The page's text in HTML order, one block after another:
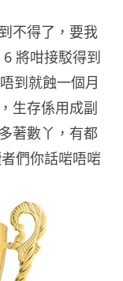
不得了，要我
將咁接駁得到
到就蝕一個月
生存係用成副
著數丫，有都
們你話啱唔啱